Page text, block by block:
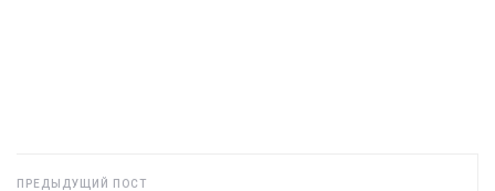
ПРЕДЫДУЩИЙ ПОСТ